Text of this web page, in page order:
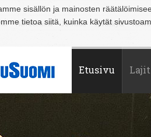
sisällön ja mainosten
tietoa siitä, kuinka käytät
Hämeenlinna Joensuu Jyväskylä
Etusivu Lajit